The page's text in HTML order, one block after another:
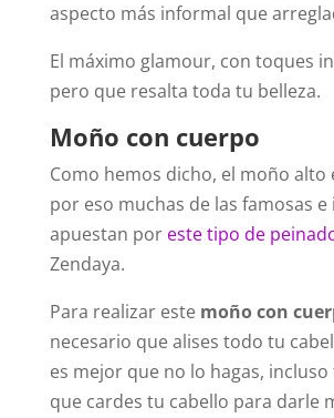
aspecto más informal que
El máximo glamour, con toques
pero que resalta toda tu belleza.
Moño con cuerpo
Como hemos dicho, el moño alto
por eso muchas de las famosas e
apuestan por este tipo de
Zendaya.
Para realizar este moño con
necesario que alises todo tu
es mejor que no lo hagas,
que cardes tu cabello para darle